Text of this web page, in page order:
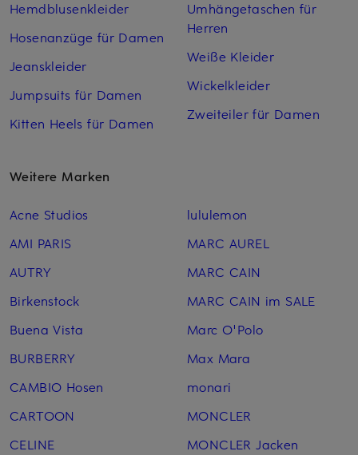
Hemdblusenkleider
Hosenanzüge für Damen
Jeanskleider
Jumpsuits für Damen
Kitten Heels für Damen
Umhängetaschen für
Herren
Weiße Kleider
Wickelkleider
Zweiteiler für Damen
Weitere Marken
Acne Studios
AMI PARIS
AUTRY
Birkenstock
Buena Vista
BURBERRY
CAMBIO Hosen
CARTOON
CELINE
lululemon
MARC AUREL
MARC CAIN
MARC CAIN im SALE
Marc O'Polo
Max Mara
monari
MONCLER
MONCLER Jacken